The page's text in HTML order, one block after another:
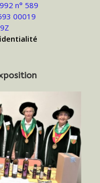
n° 589
00019